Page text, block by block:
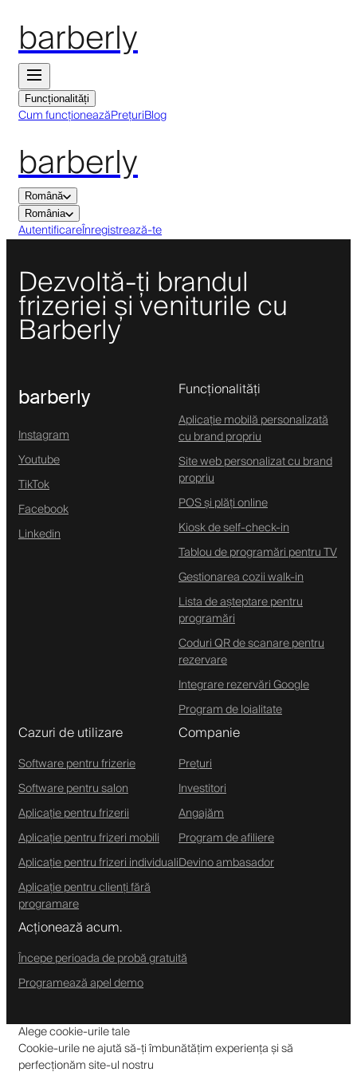
barberly
Funcționalități
Cum funcționeazăPrețuriBlog
barberly
Română
România
AutentificareÎnregistrează-te
Dezvoltă-ți brandul
frizeriei și veniturile cu
Barberly
barberly
Instagram
Youtube
TikTok
Facebook
Linkedin
Funcționalități
Aplicație mobilă personalizată
cu brand propriu
Site web personalizat cu brand
propriu
POS și plăți online
Kiosk de self-check-in
Tablou de programări pentru TV
Gestionarea cozii walk-in
Lista de așteptare pentru
programări
Coduri QR de scanare pentru
rezervare
Integrare rezervări Google
Program de loialitate
Cazuri de utilizare
Software pentru frizerie
Software pentru salon
Aplicație pentru frizerii
Aplicație pentru frizeri mobili
Aplicație pentru frizeri individuali
Aplicație pentru clienți fără
programare
Companie
Prețuri
Investitori
Angajăm
Program de afiliere
Devino ambasador
Acționează acum.
Începe perioada de probă gratuită
Programează apel demo
Alege cookie-urile tale
Cookie-urile ne ajută să-ți îmbunătățim experiența și să
perfecționăm site-ul nostru